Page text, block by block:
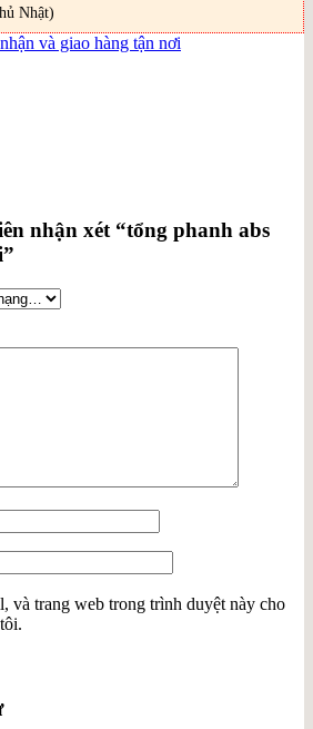
Nhật)
và giao hàng tận nơi
nhận xét “tổng phanh abs
và trang web trong trình duyệt này cho